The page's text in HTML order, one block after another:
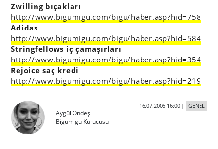
Zwilling bıçakları
http://www.bigumigu.com/bigu/haber.asp?hid=758
Adidas
http://www.bigumigu.com/bigu/haber.asp?hid=584
Stringfellows iç çamaşırları
http://www.bigumigu.com/bigu/haber.asp?hid=354
Rejoice saç kredi
http://www.bigumigu.com/bigu/haber.asp?hid=219
Aygül Öndeş
Bigumigu Kurucusu
16.07.2006 16:00| GENEL